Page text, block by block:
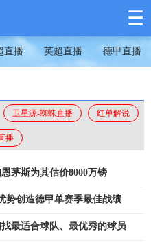
☰
直播 英超直播 德甲直播
卫星源-蜘蛛直播 红单解说
播
茅斯为其估价8000万镑
势创造德甲单赛季最佳战绩
最适合球队、最优秀的球员